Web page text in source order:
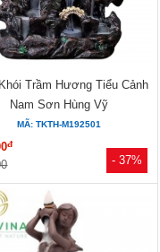
- 37%
Trầm Hương Tiểu Cảnh
Nam Sơn Hùng Vỹ
MÃ: TKTH-M192501
đ